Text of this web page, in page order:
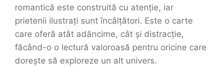
romantică este construită cu atenție, iar
prietenii ilustrați sunt încâlțători. Este o carte
care oferă atât adâncime, cât și distracție,
făcând-o o lectură valoroasă pentru oricine care
dorește să exploreze un alt univers.